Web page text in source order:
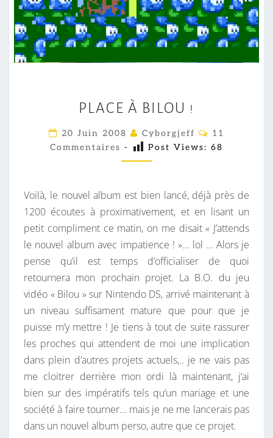
A
C
E
B
I
L
O
U
!
PLACE À BILOU !
20 Juin 2008 Cyborgjeff
C
M
A
I
R
E
11
Commentaires - Post Views: 68
Voilà, le nouvel album est bien lancé, déjà près de
1200 écoutes à proximativement, et en lisant un
petit compliment ce matin, on me disait « J’attends
le nouvel album avec impatience ! »… lol … Alors je
pense qu’il est temps d’officialiser de quoi
retournera mon prochain projet. La B.O. du jeu
vidéo « Bilou » sur Nintendo DS, arrivé maintenant à
un niveau suffisament mature que pour que je
puisse m’y mettre ! Je tiens à tout de suite rassurer
les proches qui attendent de moi une implication
dans plein d’autres projets actuels,.. je ne vais pas
me cloitrer derrière mon ordi là maintenant, j’ai
bien sur des impératifs tels qu’un mariage et une
société à faire tourner… mais je ne me lancerais pas
dans un nouvel album perso, autre que ce projet.